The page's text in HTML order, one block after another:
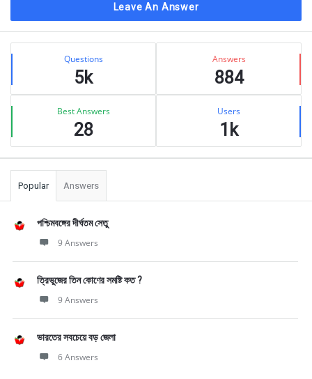
Leave An Answer
Sidebar
Stats Questions
5k
Answers
884
Best Answers
28
Users
1k
Popular Answers
পশ্চিমবঙ্গের দীর্ঘতম সেতু
9 Answers
ত্রিভুজের তিন কোণের সমষ্টি কত ?
9 Answers
ভারতের সবচেয়ে বড় জেলা
6 Answers